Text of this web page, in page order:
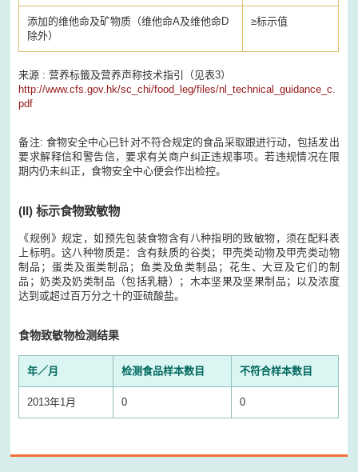
添加的维他命及矿物质（维他命A及维他命D
除外）
≥标示值
来源 : 营养标籤及营养声称技术指引（见表3）
http://www.cfs.gov.hk/sc_chi/food_leg/files/nl_technical_guidance_c.
pdf
备注: 食物安全中心已针对不符合规定的食品采取跟进行动，包括发出
要求解释信和警告信，要求有关商户纠正违规事项。若违规情况在限
期内仍未纠正，食物安全中心便会作出检控。
(II)标示食物致敏物
《规例》规定，如预先包装食物含有八种指明的致敏物，须在配料表
上标明。这八种物质是：含有麸质的谷类；甲壳类动物及甲壳类动物
制品；蛋类及蛋类制品；鱼类及鱼类制品；花生、大豆及它们的制
品；奶类及奶类制品（包括乳糖）；木本坚果及坚果制品；以及浓度
达到或超过百万分之十的亚硫酸盐。
食物致敏物检测结果
年／月 检测食品样本数目 不符合样本数目
2013年1月 0 0